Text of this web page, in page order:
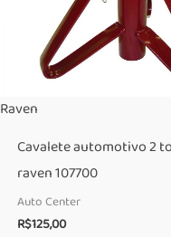
Raven
Cavalete automotivo 2
raven 107700
Auto Center
R$125,00